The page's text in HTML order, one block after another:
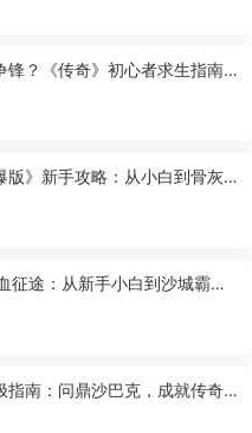
锋？《传奇》初心者求生指南之
版》新手攻略：从小白到骨灰粉
征途：从新手小白到沙城霸主
指南：问鼎沙巴克，成就传奇霸